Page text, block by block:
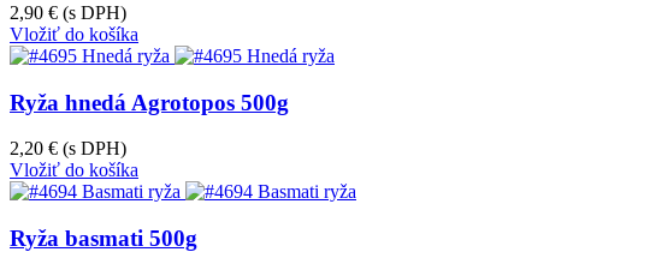
2,90 € (s DPH)
Vložiť do košíka
Ryža hnedá Agrotopos 500g
2,20 € (s DPH)
Vložiť do košíka
Ryža basmati 500g